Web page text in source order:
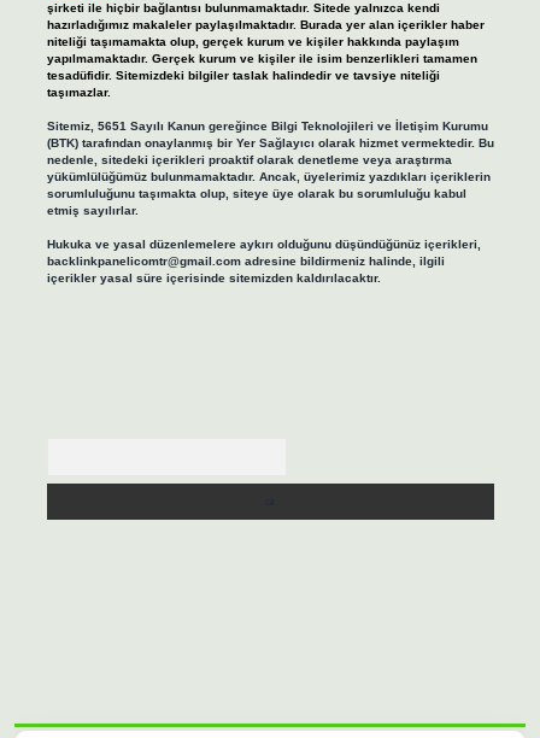
şirketi ile hiçbir bağlantısı bulunmamaktadır. Sitede yalnızca kendi
hazırladığımız makaleler paylaşılmaktadır. Burada yer alan içerikler haber
niteliği taşımamakta olup, gerçek kurum ve kişiler hakkında paylaşım
yapılmamaktadır. Gerçek kurum ve kişiler ile isim benzerlikleri tamamen
tesadüfidir. Sitemizdeki bilgiler taslak halindedir ve tavsiye niteliği
taşımazlar.
Sitemiz, 5651 Sayılı Kanun gereğince Bilgi Teknolojileri ve İletişim Kurumu
(BTK) tarafından onaylanmış bir Yer Sağlayıcı olarak hizmet vermektedir. Bu
nedenle, sitedeki içerikleri proaktif olarak denetleme veya araştırma
yükümlülüğümüz bulunmamaktadır. Ancak, üyelerimiz yazdıkları içeriklerin
sorumluluğunu taşımakta olup, siteye üye olarak bu sorumluluğu kabul
etmiş sayılırlar.
Hukuka ve yasal düzenlemelere aykırı olduğunu düşündüğünüz içerikleri,
backlinkpanelicomtr@gmail.comadresine bildirmeniz halinde, ilgili
içerikler yasal süre içerisinde sitemizden kaldırılacaktır.